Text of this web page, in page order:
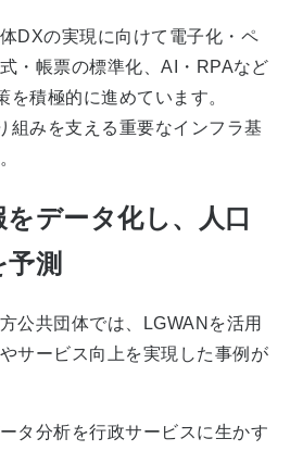
DXの実現に向けて電子化・ペ
・帳票の標準化、AI・RPAなど
積極的に進めています。
組みを支える重要なインフラ基
データ化し、人口
測
公共団体では、LGWANを活用
サービス向上を実現した事例が
タ分析を行政サービスに生かす